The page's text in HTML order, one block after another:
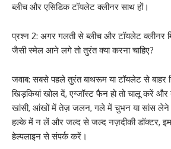
ब्लीच और एसिडिक टॉयलेट क्लीनर साथ हों।
प्रश्न 2: अगर गलती से ब्लीच और टॉयलेट
जैसी स्मेल आने लगे तो तुरंत क्या करना चाहिए?
जवाब: सबसे पहले तुरंत बाथरूम या टॉयलेट से बाहर
खिड़कियां खोल दें, एग्जॉस्ट फैन हो तो चालू करें और
खांसी, आंखों में तेज़ जलन, गले में चुभन या सांस लेने में
हल्के में न लें और जल्द से जल्द नज़दीकी डॉक्टर,
हेल्पलाइन से संपर्क करें।